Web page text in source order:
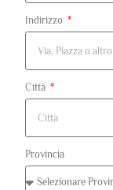
Indirizzo
Città
Provincia